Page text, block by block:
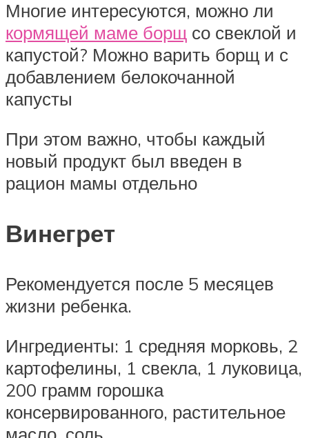
Многие интересуются, можно ли
кормящей маме борщ со свеклой и
капустой? Можно варить борщ и с
добавлением белокочанной
капусты
При этом важно, чтобы каждый
новый продукт был введен в
рацион мамы отдельно
Винегрет
Рекомендуется после 5 месяцев
жизни ребенка.
Ингредиенты: 1 средняя морковь, 2
картофелины, 1 свекла, 1 луковица,
200 грамм горошка
консервированного, растительное
масло, соль.